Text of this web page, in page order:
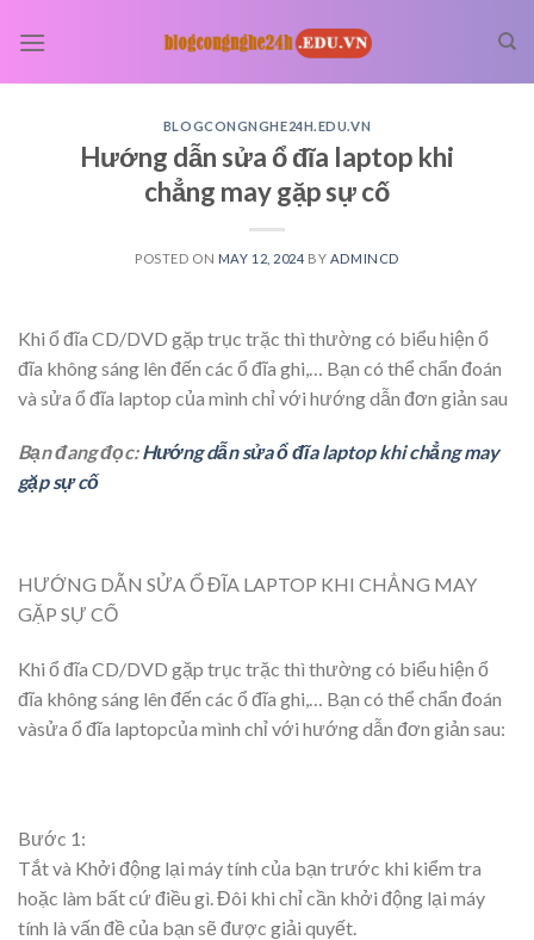
BLOGCONGNGHE24H.EDU.VN
Hướng dẫn sửa ổ đĩa laptop khi
chẳng may gặp sự cố
POSTED ON MAY 12, 2024 BY ADMINCD
Khi ổ đĩa CD/DVD gặp trục trặc thì thường có biểu hiện ổ
đĩa không sáng lên đến các ổ đĩa ghi,… Bạn có thể chẩn đoán
và sửa ổ đĩa laptop của mình chỉ với hướng dẫn đơn giản sau
Bạn đang đọc:Hướng dẫn sửa ổ đĩa laptop khi chẳng may
gặp sự cố
HƯỚNG DẪN SỬA Ổ ĐĨA LAPTOP KHI CHẲNG MAY
GẶP SỰ CỐ
Khi ổ đĩa CD/DVD gặp trục trặc thì thường có biểu hiện ổ
đĩa không sáng lên đến các ổ đĩa ghi,… Bạn có thể chẩn đoán
vàsửa ổ đĩa laptopcủa mình chỉ với hướng dẫn đơn giản sau:
Bước 1:
Tắt và Khởi động lại máy tính của bạn trước khi kiểm tra
hoặc làm bất cứ điều gì. Đôi khi chỉ cần khởi động lại máy
tính là vấn đề của bạn sẽ được giải quyết.